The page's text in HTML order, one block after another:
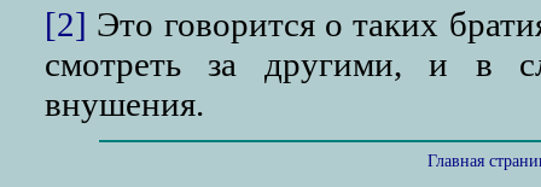
[2] Это говорится о таких
смотреть за другими, и в
внушения.
Главная